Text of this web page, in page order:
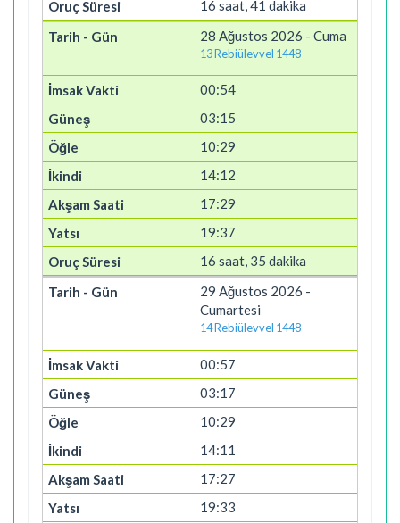
16 saat, 41 dakika
28 Ağustos 2026 - Cuma
13 Rebiülevvel 1448
00:54
03:15
10:29
14:12
17:29
19:37
16 saat, 35 dakika
29 Ağustos 2026 -
Cumartesi
14 Rebiülevvel 1448
00:57
03:17
10:29
14:11
17:27
19:33